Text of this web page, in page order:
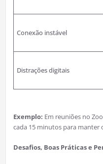
Conexão instável
Distrações digitais
Exemplo: Em reuniões no
cada 15 minutos para manter
Desafios, Boas Práticas e